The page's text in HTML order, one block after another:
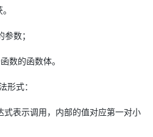
数；
数的函数体。
形式：
表示调用，内部的值对应第一对小